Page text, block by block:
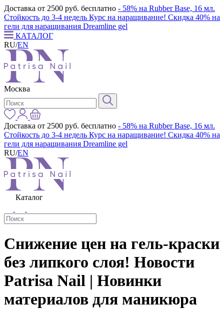
Доставка от 2500 руб. бесплатно - 58% на Rubber Base, 16 мл.
Стойкость до 3-4 недель Курс на наращивание! Скидка 40% на
гели для наращивания Dreamline gel
КАТАЛОГ
RU/EN
Москва
Доставка от 2500 руб. бесплатно - 58% на Rubber Base, 16 мл.
Стойкость до 3-4 недель Курс на наращивание! Скидка 40% на
гели для наращивания Dreamline gel
RU/EN
Каталог
Снижение цен на гель-краски
без липкого слоя! Новости
Patrisa Nail | Новинки
материалов для маникюра